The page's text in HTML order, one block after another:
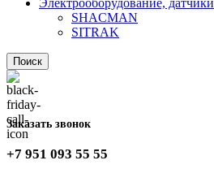
Электрооборудование, датчики
SHACMAN
SITRAK
Поиск
Заказать звонок
+7 951 093 55 55